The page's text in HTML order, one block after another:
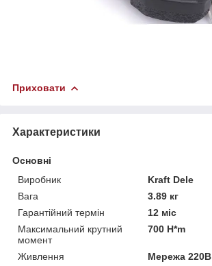
Приховати
Характеристики
Основні
Виробник
Kraft Dele
Вага
3.89 кг
Гарантійний термін
12 міс
Максимальний крутний
момент
700 H*m
Живлення
Мережа 220В